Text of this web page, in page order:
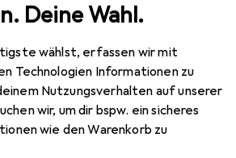
Deine Wahl.
wählst, erfassen wir mit
Technologien Informationen zu
Nutzungsverhalten auf unserer
wir, um dir bspw. ein sicheres
wie den Warenkorb zu
Erima Funktions Teamsport T-Shirt
9 Bilder
Teamsport T-Shirt